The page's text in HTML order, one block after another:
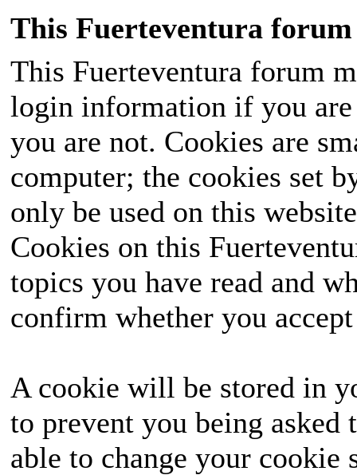
This Fuerteventura forum
This Fuerteventura forum
login information if you
you are not. Cookies are
computer; the cookies set
only be used on this
Cookies on this
topics you have read and
confirm whether you
A cookie will be stored in
to prevent you being
able to change your